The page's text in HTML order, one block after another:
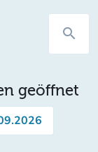
search
geöffnet